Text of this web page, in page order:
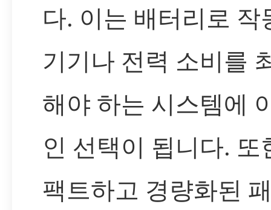
다. 이는 배터리로 작
기기나 전력 소비를
해야 하는 시스템에
인 선택이 됩니다. 또
팩트하고 경량화된